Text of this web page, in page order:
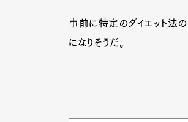
事前に特定のダイエット法
になりそうだ。